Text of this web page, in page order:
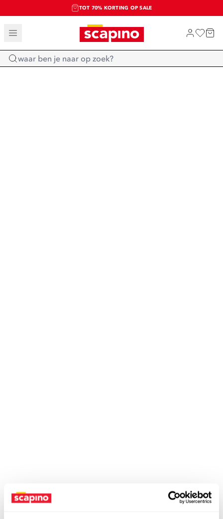
TOT 70% KORTING OP SALE
SALE: LAATSTE KANS!
SHOP NIEUW
Home